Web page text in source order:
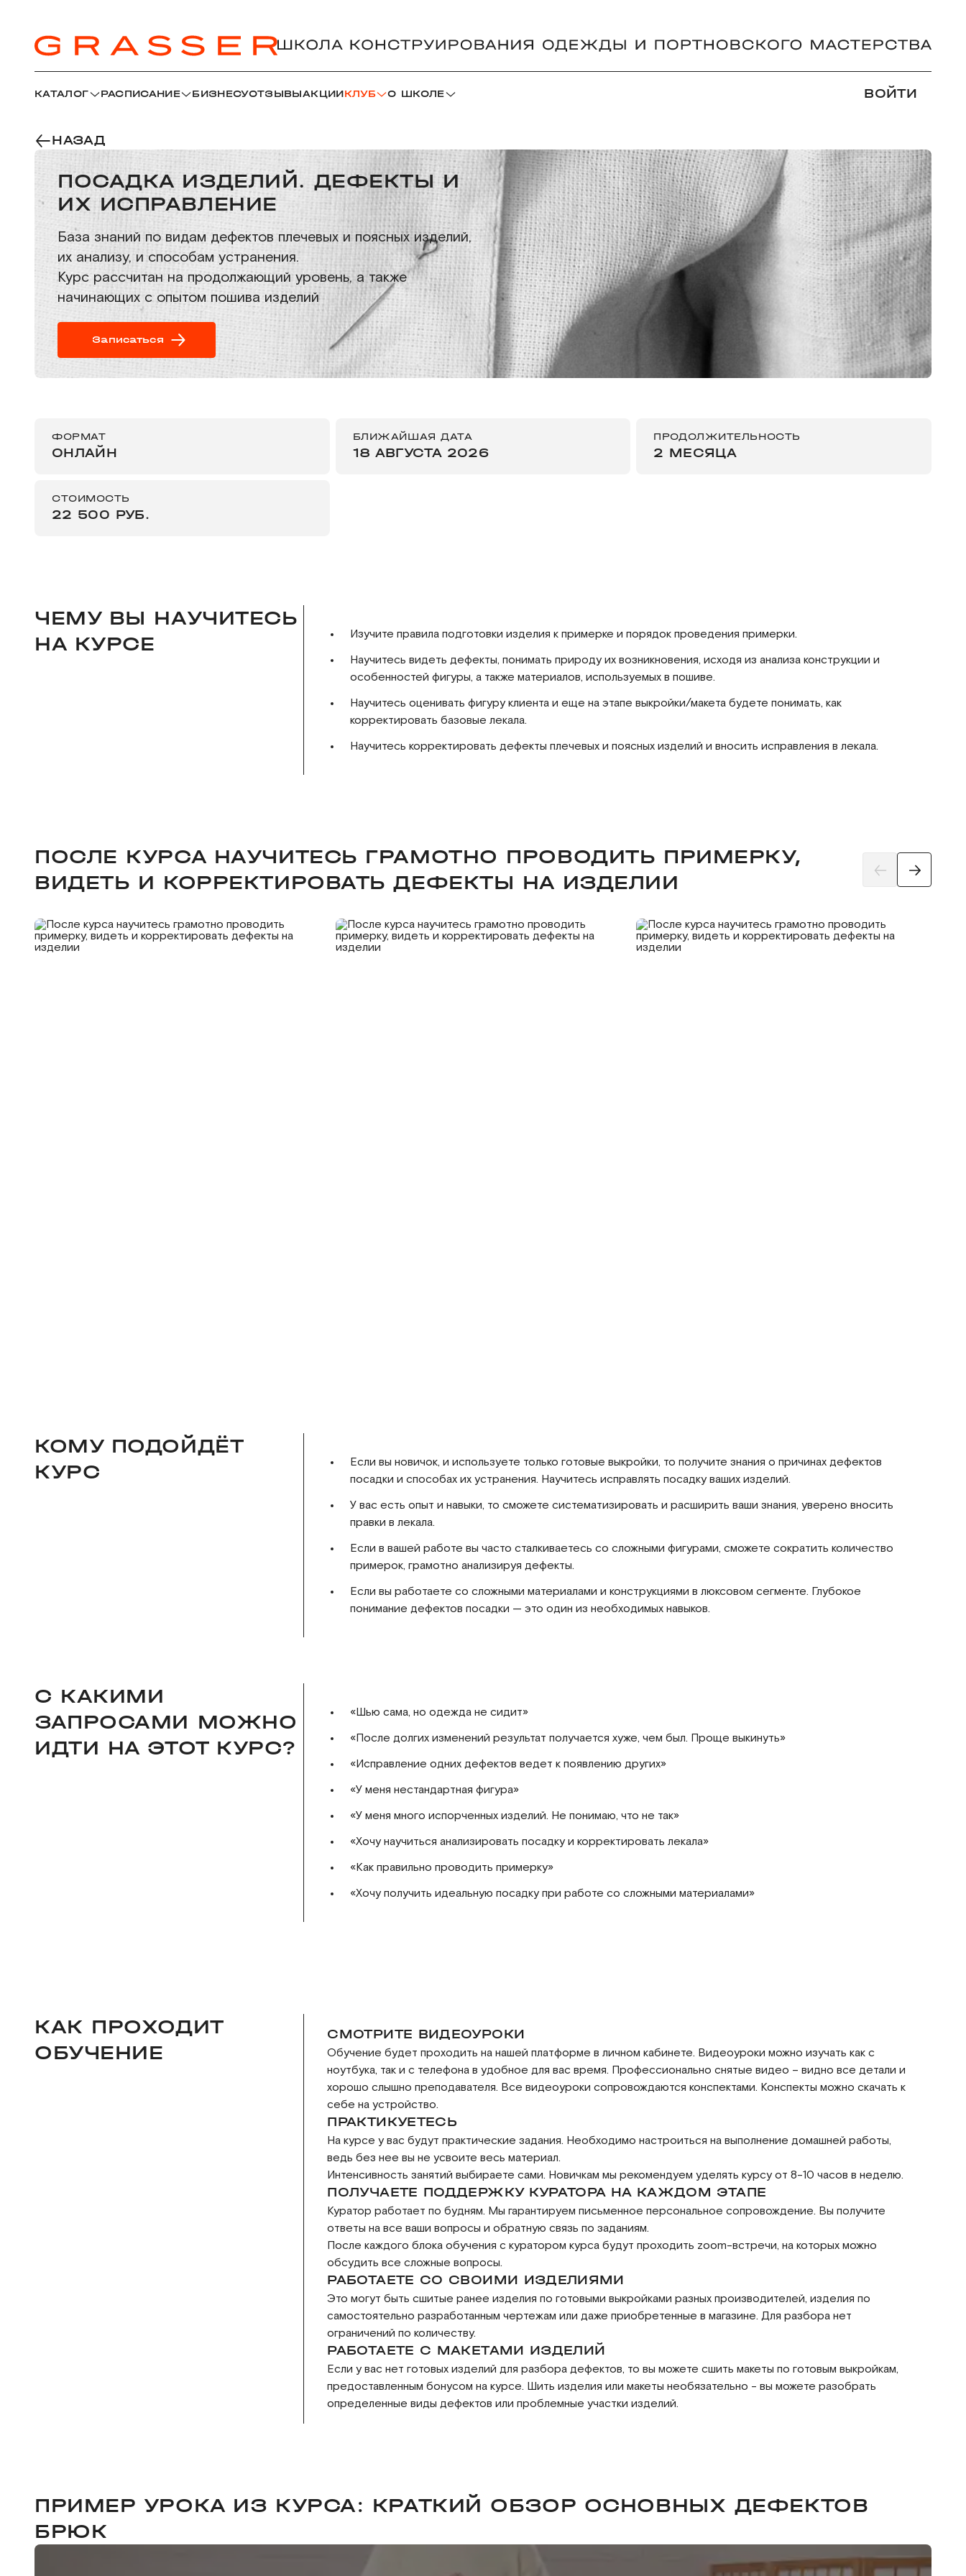
КАТАЛОГ РАСПИСАНИЕ БИЗНЕСУОТЗЫВЫАКЦИИКЛУБ О ШКОЛЕ ВОЙТИ
НАЗАД
ПОСАДКА ИЗДЕЛИЙ. ДЕФЕКТЫ И
ИХ ИСПРАВЛЕНИЕ
База знаний по видам дефектов плечевых и поясных изделий,
их анализу, и способам устранения.
Курс рассчитан на продолжающий уровень, а также
начинающих с опытом пошива изделий
Записаться
ФОРМАТ
ОНЛАЙН
БЛИЖАЙШАЯ ДАТА
18 АВГУСТА 2026
ПРОДОЛЖИТЕЛЬНОСТЬ
2 МЕСЯЦА
СТОИМОСТЬ
22 500 РУБ.
ЧЕМУ ВЫ НАУЧИТЕСЬ
НА КУРСЕ
Изучите правила подготовки изделия к примерке и порядок проведения примерки.
Научитесь видеть дефекты, понимать природу их возникновения, исходя из анализа конструкции и
особенностей фигуры, а также материалов, используемых в пошиве.
Научитесь оценивать фигуру клиента и еще на этапе выкройки/макета будете понимать, как
корректировать базовые лекала.
Научитесь корректировать дефекты плечевых и поясных изделий и вносить исправления в лекала.
ПОСЛЕ КУРСА НАУЧИТЕСЬ ГРАМОТНО ПРОВОДИТЬ ПРИМЕРКУ,
ВИДЕТЬ И КОРРЕКТИРОВАТЬ ДЕФЕКТЫ НА ИЗДЕЛИИ
КОМУ ПОДОЙДЁТ
КУРС
Если вы новичок, и используете только готовые выкройки, то получите знания о причинах дефектов
посадки и способах их устранения. Научитесь исправлять посадку ваших изделий.
У вас есть опыт и навыки, то сможете систематизировать и расширить ваши знания, уверено вносить
правки в лекала.
Если в вашей работе вы часто сталкиваетесь со сложными фигурами, сможете сократить количество
примерок, грамотно анализируя дефекты.
Если вы работаете со сложными материалами и конструкциями в люксовом сегменте. Глубокое
понимание дефектов посадки — это один из необходимых навыков.
С КАКИМИ
ЗАПРОСАМИ МОЖНО
ИДТИ НА ЭТОТ КУРС?
«Шью сама, но одежда не сидит»
«После долгих изменений результат получается хуже, чем был. Проще выкинуть»
«Исправление одних дефектов ведет к появлению других»
«У меня нестандартная фигура»
«У меня много испорченных изделий. Не понимаю, что не так»
«Хочу научиться анализировать посадку и корректировать лекала»
«Как правильно проводить примерку»
«Хочу получить идеальную посадку при работе со сложными материалами»
КАК ПРОХОДИТ
ОБУЧЕНИЕ
СМОТРИТЕ ВИДЕОУРОКИ
Обучение будет проходить на нашей платформе в личном кабинете. Видеоуроки можно изучать как с
ноутбука, так и с телефона в удобное для вас время. Профессионально снятые видео – видно все детали и
хорошо слышно преподавателя. Все видеоуроки сопровождаются конспектами. Конспекты можно скачать к
себе на устройство.
ПРАКТИКУЕТЕСЬ
На курсе у вас будут практические задания. Необходимо настроиться на выполнение домашней работы,
ведь без нее вы не усвоите весь материал.
Интенсивность занятий выбираете сами. Новичкам мы рекомендуем уделять курсу от 8-10 часов в неделю.
ПОЛУЧАЕТЕ ПОДДЕРЖКУ КУРАТОРА НА КАЖДОМ ЭТАПЕ
Куратор работает по будням. Мы гарантируем письменное персональное сопровождение. Вы получите
ответы на все ваши вопросы и обратную связь по заданиям.
После каждого блока обучения с куратором курса будут проходить zoom-встречи, на которых можно
обсудить все сложные вопросы.
РАБОТАЕТЕ СО СВОИМИ ИЗДЕЛИЯМИ
Это могут быть сшитые ранее изделия по готовыми выкройками разных производителей, изделия по
самостоятельно разработанным чертежам или даже приобретенные в магазине. Для разбора нет
ограничений по количеству.
РАБОТАЕТЕ С МАКЕТАМИ ИЗДЕЛИЙ
Если у вас нет готовых изделий для разбора дефектов, то вы можете сшить макеты по готовым выкройкам,
предоставленным бонусом на курсе. Шить изделия или макеты необязательно - вы можете разобрать
определенные виды дефектов или проблемные участки изделий.
ПРИМЕР УРОКА ИЗ КУРСА: КРАТКИЙ ОБЗОР ОСНОВНЫХ ДЕФЕКТОВ
БРЮК